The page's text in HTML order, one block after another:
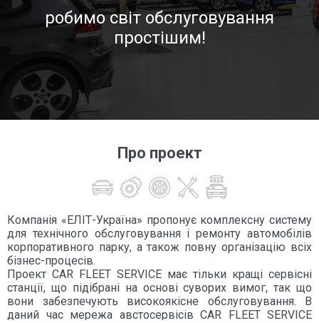
робимо світ обслуговування
простішим!
Про проект
Компанія «ЕЛІТ-Україна» пропонує комплексну систему
для технічного обслуговування і ремонту автомобілів
корпоративного парку, а також повну організацію всіх
бізнес-процесів.
Проект CAR FLEET SERVICE має тільки кращі сервісні
станції, що підібрані на основі суворих вимог, так що
вони забезпечують високоякісне обслуговування. В
даний час мережа австосервісів CAR FLEET SERVICE